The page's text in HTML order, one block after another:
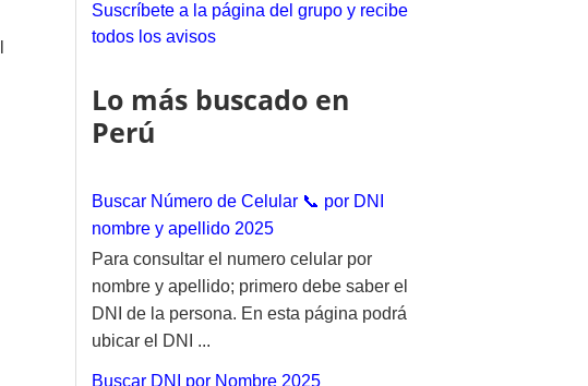
:
Suscríbete a la página del grupo y recibe
todos los avisos
Lo más buscado en
Perú
Buscar Número de Celular 📞 por DNI
nombre y apellido 2025
Para consultar el numero celular por
nombre y apellido; primero debe saber el
DNI de la persona. En esta página podrá
ubicar el DNI ...
Buscar DNI por Nombre 2025